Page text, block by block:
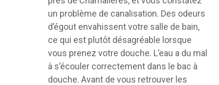
un problème de canalisation. Des odeurs
d’égout envahissent votre salle de bain,
ce qui est plutôt désagréable lorsque
vous prenez votre douche. L’eau a du mal
à s’écouler correctement dans le bac à
douche. Avant de vous retrouver les